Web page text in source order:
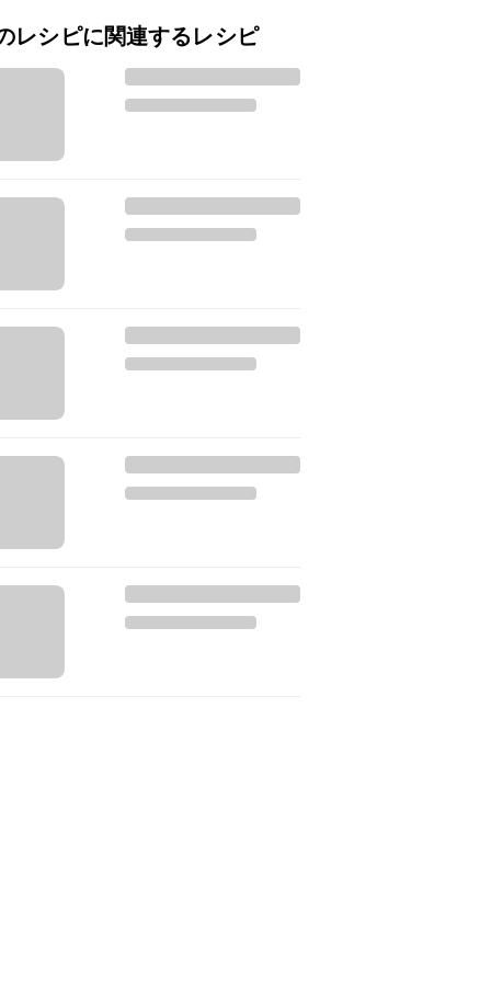
レシピに関連するレシピ